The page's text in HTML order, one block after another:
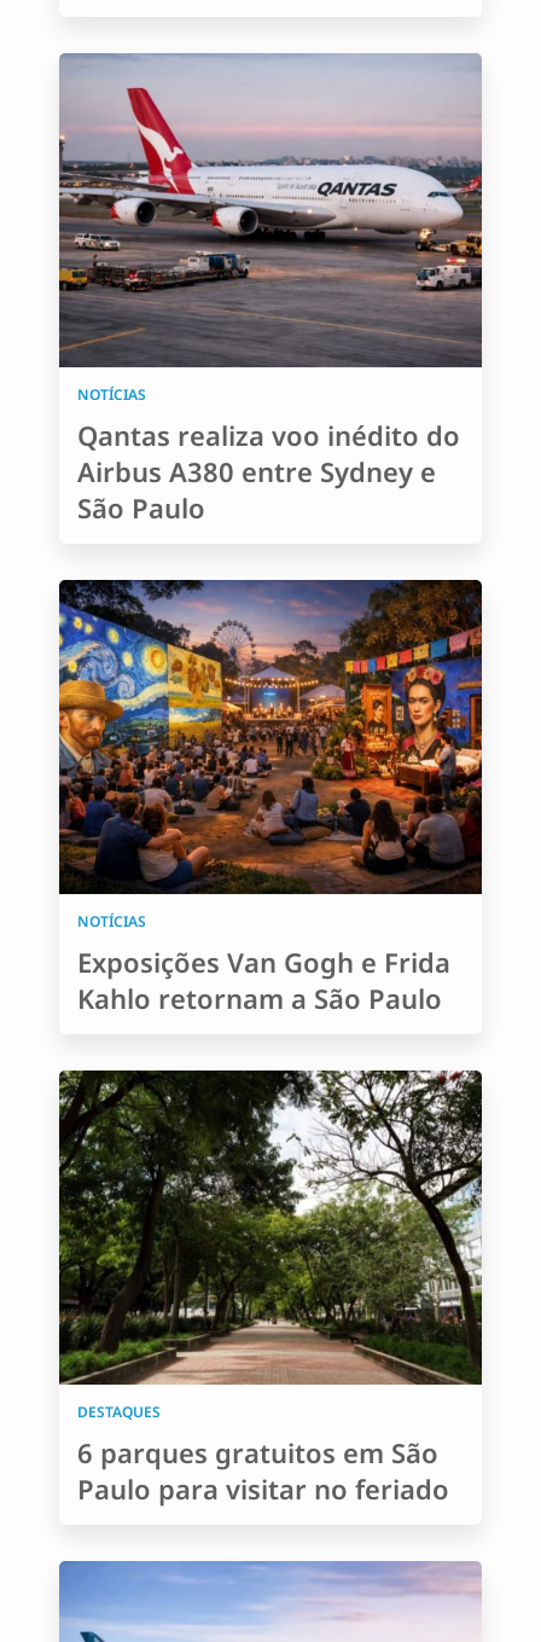
NOTÍCIAS
Qantas realiza voo inédito do
Airbus A380 entre Sydney e
São Paulo
NOTÍCIAS
Exposições Van Gogh e Frida
Kahlo retornam a São Paulo
DESTAQUES
6 parques gratuitos em São
Paulo para visitar no feriado